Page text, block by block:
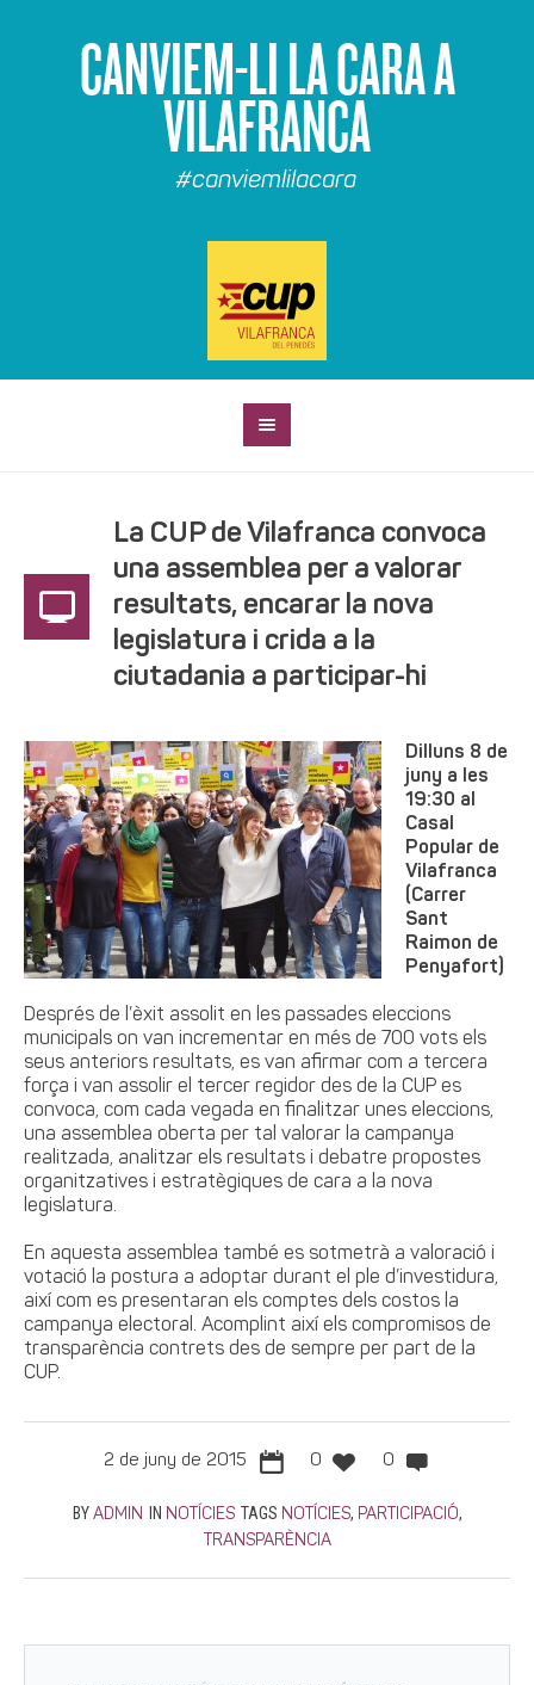
CANVIEM-LI LA CARA A
VILAFRANCA
#canviemlilacara
La CUP de Vilafranca convoca
una assemblea per a valorar
resultats, encarar la nova
legislatura i crida a la
ciutadania a participar-hi
Dilluns 8 de
juny a les
19:30 al
Casal
Popular de
Vilafranca
(Carrer
Sant
Raimon de
Penyafort)
Després de l’èxit assolit en les passades eleccions
municipals on van incrementar en més de 700 vots els
seus anteriors resultats, es van afirmar com a tercera
força i van assolir el tercer regidor des de la CUP es
convoca, com cada vegada en finalitzar unes eleccions,
una assemblea oberta per tal valorar la campanya
realitzada, analitzar els resultats i debatre propostes
organitzatives i estratègiques de cara a la nova
legislatura.
En aquesta assemblea també es sotmetrà a valoració i
votació la postura a adoptar durant el ple d’investidura,
així com es presentaran els comptes dels costos la
campanya electoral. Acomplint així els compromisos de
transparència contrets des de sempre per part de la
CUP.
2 de juny de 2015 0 0
BY ADMIN IN NOTÍCIES TAGS NOTÍCIES, PARTICIPACIÓ,
TRANSPARÈNCIA